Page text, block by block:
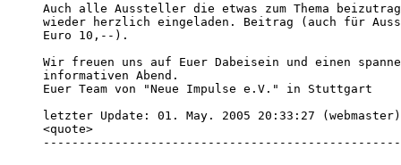
Auch alle Aussteller die etwas zum Thema
wieder herzlich eingeladen. Beitrag (auch für
Euro 10,--).
Wir freuen uns auf Euer Dabeisein und einen
informativen Abend.
Euer Team von "Neue Impulse e.V." in Stuttgart
letzter Update: 01. May. 2005 20:33:27 (webmaster)
<quote>